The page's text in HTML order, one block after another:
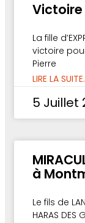
Victoire
La fille
victoire
Pierre
LIRE LA
5 Juillet
à
Le fils de
HARAS DES